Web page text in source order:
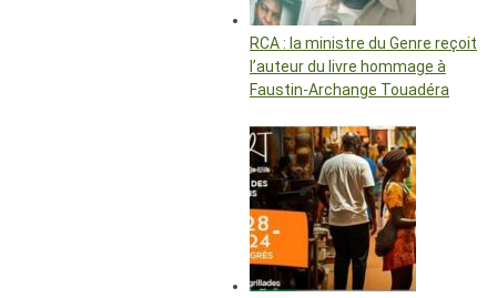
RCA : la ministre du Genre reçoit
l’auteur du livre hommage à
Faustin-Archange Touadéra